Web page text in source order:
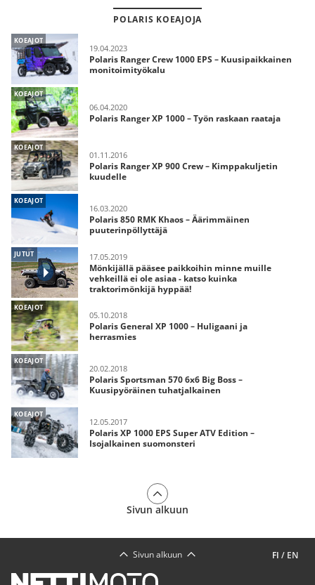
POLARIS KOEAJOJA
KOEAJOT
19.04.2023
Polaris Ranger Crew 1000 EPS – Kuusipaikkainen
monitoimityökalu
KOEAJOT
06.04.2020
Polaris Ranger XP 1000 – Työn raskaan raataja
KOEAJOT
01.11.2016
Polaris Ranger XP 900 Crew – Kimppakuljetin
kuudelle
KOEAJOT
16.03.2020
Polaris 850 RMK Khaos – Äärimmäinen
puuterinpöllyttäjä
JUTUT 17.05.2019
Mönkijällä pääsee paikkoihin minne muille
vehkeillä ei ole asiaa - katso kuinka
traktorimönkijä hyppää!
KOEAJOT
05.10.2018
Polaris General XP 1000 – Huligaani ja
herrasmies
KOEAJOT
20.02.2018
Polaris Sportsman 570 6x6 Big Boss –
Kuusipyöräinen tuhatjalkainen
KOEAJOT
12.05.2017
Polaris XP 1000 EPS Super ATV Edition –
Isojalkainen suomonsteri
Sivun alkuun
FI / EN
Sivun alkuun